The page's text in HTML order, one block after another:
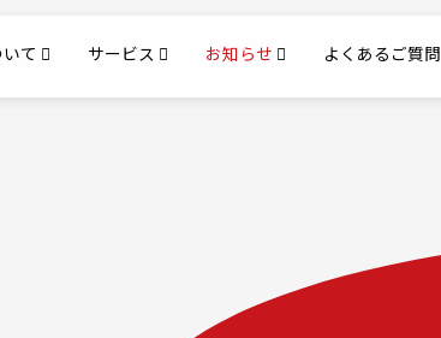
て サービス お知らせ よくあるご質問